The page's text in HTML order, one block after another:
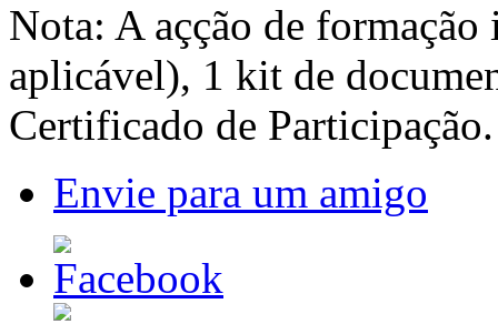
Nota: A açção de
aplicável), 1 kit de
Certificado de Participação.
Envie para um amigo